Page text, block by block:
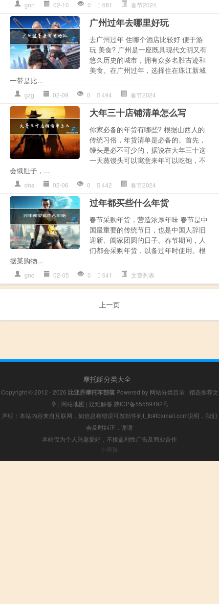
gnn 02-10 0 681 春节2024
广州过年去哪里好玩
去广州过年 住哪个酒店比较好 便于游
玩 美食? 广州是一座既具现代文明又有
悠久历史的城市，拥有众多名胜古迹和
美食。在广州过年，选择住在珠江新城
一带是比...
gzg 02-09 0 494 春节2024
大年三十店铺清单怎么写
你家必备的年货有哪些? 根据山西人的
传统习俗，年货清单是必备的。首先，
馒头是必不可少的，据说在大年三十这
一天蒸馒头可以寓意来年可以吃饱，不
会饿肚子，...
dns 02-06 0 442 春节2024
过年都买些什么年货
春节采购年货，营造浓厚年味 春节是中
国最重要的传统节日，也是中国人辞旧
迎新、阖家团圆的日子。春节期间，人
们都会采购年货，以备过年时使用。根
据某购物...
gnd 02-05 0 641 文章列表
上一页
摩托艇分类大全
Copyright © 2012 - 2026 比亚乔摩托车部落Powered by 网站分类目录 | 精选推荐文
章 | 网站地图 | 疑难解答 陕ICP备55559492号
声明：本站内容来自互联网，如信息有错误可发邮件到f_fb#foxmail.com说明，我们
会及时纠正，谢谢
本站仅为个人兴趣爱好，不接盈利性广告及商业合作
小男孩